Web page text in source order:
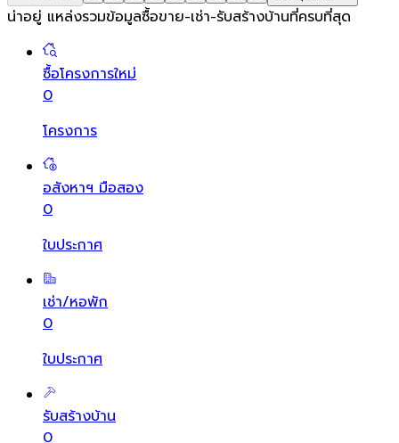
น่าอยู่ แหล่งรวมข้อมูลซื้อขาย-เช่า-รับสร้างบ้านที่ครบที่สุด
ซื้อโครงการใหม่
0
โครงการ
อสังหาฯ มือสอง
0
ใบประกาศ
เช่า/หอพัก
0
ใบประกาศ
รับสร้างบ้าน
0